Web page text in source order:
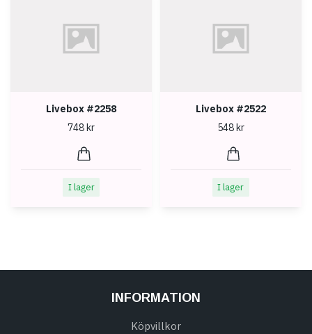
Livebox #2258
748 kr
I lager
Livebox #2522
548 kr
I lager
INFORMATION
Köpvillkor